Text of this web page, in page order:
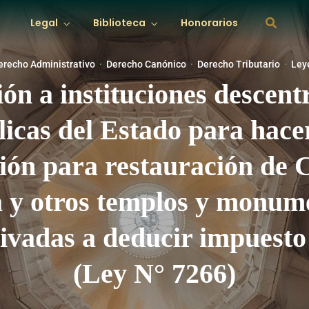
Legal
Derecho Penal Derecho
Derecho Laboral Derecho de
Derecho Sanitario Derecho
Derecho de Tránsito Derecho
Biblioteca
Biografías Dictámenes
Deontología Graduarse
Honorarios
Derecho Sanitario Derecho
Derecho de Tránsito Derecho
Deontología Graduarse
Administrativo · Derecho Canónico · Derecho Tributario ·
a instituciones
del Estado para
para restauración de
otros templos y
a deducir
(Ley N° 7266)